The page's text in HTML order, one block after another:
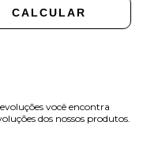
CALCULAR
você encontra
dos nossos produtos.